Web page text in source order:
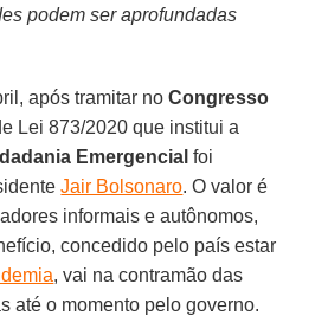
podem ser aprofundadas
após tramitar noCongresso
Lei 873/2020 que institui a
Emergencial foi
Jair Bolsonaro. O valor é
informais e autônomos,
concedido pelo país estar
, vai na contramão das
até o momento pelo governo.